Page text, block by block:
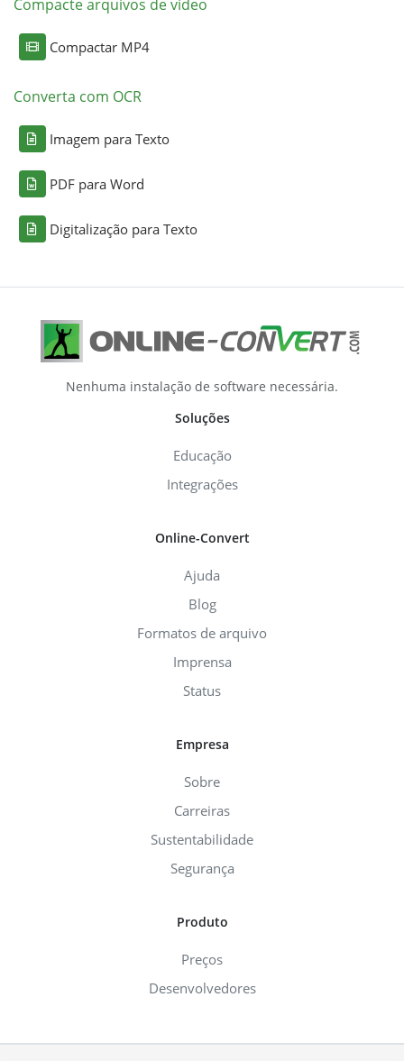
Compacte arquivos de vídeo
Compactar MP4
Converta com OCR
Imagem para Texto
PDF para Word
Digitalização para Texto
Nenhuma instalação de software necessária.
Soluções
Educação
Integrações
Online-Convert
Ajuda
Blog
Formatos de arquivo
Imprensa
Status
Empresa
Sobre
Carreiras
Sustentabilidade
Segurança
Produto
Preços
Desenvolvedores